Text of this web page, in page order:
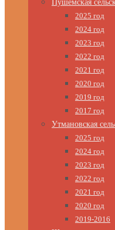
Пушемская
2025 год
2024 год
2023 год
2022 год
2021 год
2020 год
2019 год
2017 год
Утмановская
2025 год
2024 год
2023 год
2022 год
2021 год
2020 год
2019-2016